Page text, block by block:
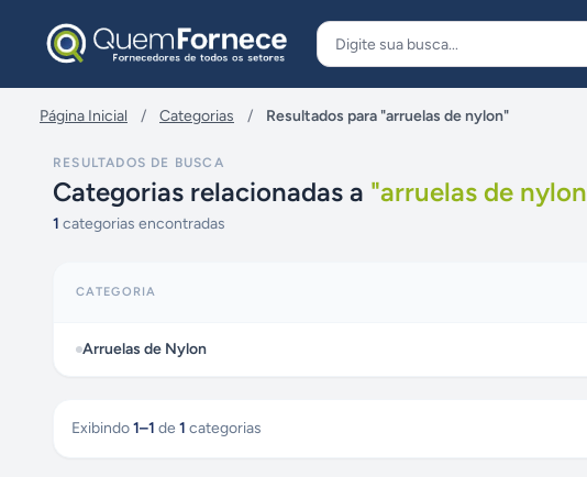
Página Inicial / Categorias / Resultados para "arruelas de nylon"
RESULTADOS DE BUSCA
Categorias relacionadas a "arruelas de nylon
1 categorias encontradas
CATEGORIA
Arruelas de Nylon
Exibindo1–1 de 1 categorias